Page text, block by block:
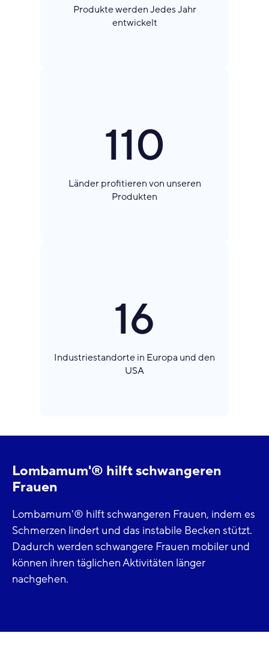
Produkte werden Jedes Jahr
entwickelt
110
Länder profitieren von unseren
Produkten
16
Industriestandorte in Europa und den
USA
Lombamum'® hilft schwangeren
Frauen
Lombamum'® hilft schwangeren Frauen, indem es
Schmerzen lindert und das instabile Becken stützt.
Dadurch werden schwangere Frauen mobiler und
können ihren täglichen Aktivitäten länger
nachgehen.